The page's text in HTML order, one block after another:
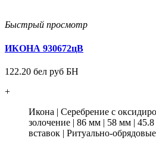
Быстрый просмотр
ИКОНА 930672цВ
122.20 бел руб БН
+
Икона | Серебрение с
золочение | 86 мм | 58 мм | 45.8
вставок | Ритуально-